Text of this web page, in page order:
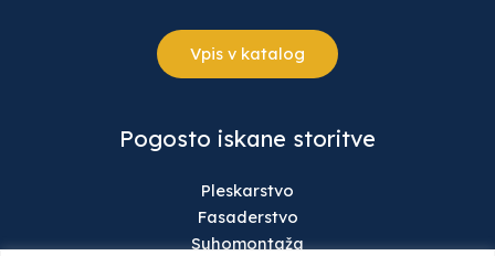
Vpis v katalog
Pogosto iskane storitve
Pleskarstvo
Fasaderstvo
Suhomontaža